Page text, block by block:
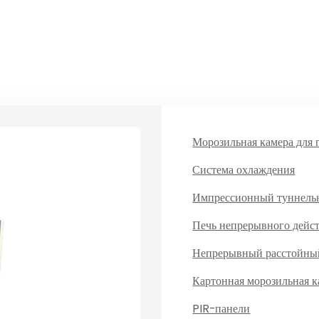
Морозильная камера для
Система охлаждения
Импрессионный
Печь непрерывного
Непрерывный
Картонная морозильная
PIR-панели